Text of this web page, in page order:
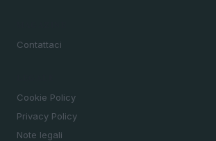
Contattaci
Cookie Policy
Privacy Policy
Note legali